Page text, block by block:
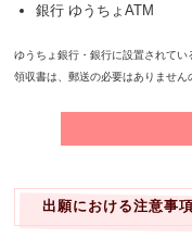
銀行 ゆうちょATM
ゆうちょ銀行・銀行に設置されてい
領収書は、郵送の必要はありません
出願における注意事項